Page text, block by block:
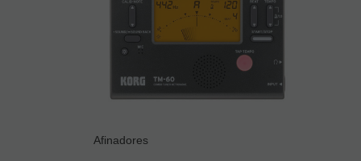
Afinadores